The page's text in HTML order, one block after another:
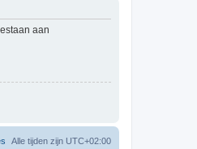
aan
Alle tijden zijn UTC+02:00